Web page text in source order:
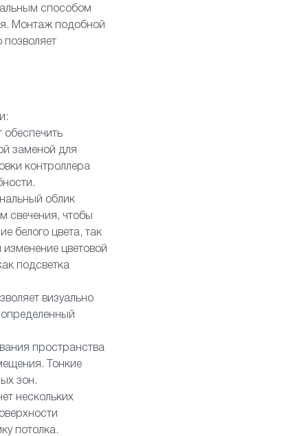
способом
Монтаж подобной
заменой для
контроллера
облик
свечения, чтобы
белого цвета, так
цветовой
подсветка
визуально
пространства
Тонкие
зон.
нескольких
потолка.